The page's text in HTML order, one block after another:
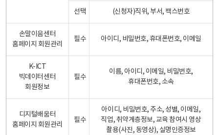
선택 (신청자)직위, 부서, 팩스번호
손말이음센터
홈페이지 회원관리
필수 아이디, 비밀번호, 휴대폰번호, 이메일
K-ICT
빅데이터센터
회원정보
필수
이름, 아이디, 이메일, 비밀번호,
휴대폰번호, 소속
디지털배움터
홈페이지 회원관리
필수
아이디, 비밀번호, 주소, 성별, 이메일,
직업, 취약계층정보, 교육 참여시 영상
촬용(사진, 동영상), 실명인증정보